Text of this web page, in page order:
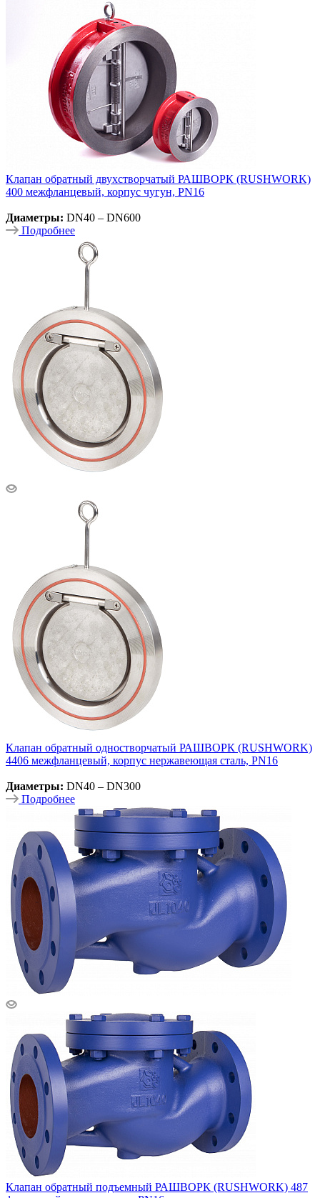
Клапан обратный двухстворчатый РАШВОРК (RUSHWORK)
400 межфланцевый, корпус чугун, PN16
Диаметры: DN40 – DN600
Подробнее
Клапан обратный одностворчатый РАШВОРК (RUSHWORK)
4406 межфланцевый, корпус нержавеющая сталь, PN16
Диаметры: DN40 – DN300
Подробнее
Клапан обратный подъемный РАШВОРК (RUSHWORK) 487